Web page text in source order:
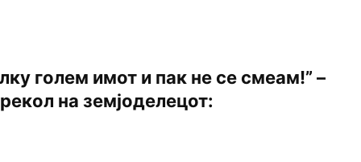
голем имот и пак не се смеам!” –
на земјоделецот: